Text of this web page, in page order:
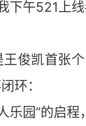
下午521上
王俊凯首张
环：
乐园”的启程